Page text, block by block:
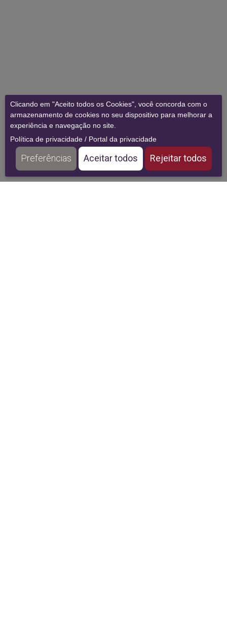
Clicando em "Aceito todos os Cookies", você concorda com o
armazenamento de cookies no seu dispositivo para melhorar a
experiência e navegação no site.
Política de privacidade / Portal da privacidade
Preferências Aceitar todos Rejeitar todos